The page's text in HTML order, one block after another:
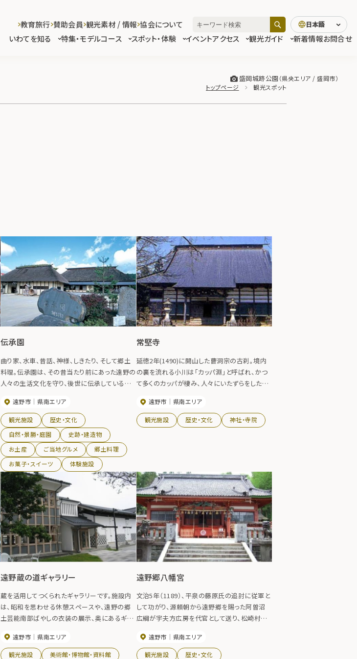
いわてを知る 特集・モデルコース スポット・体験 イベントアクセス 観光ガイド 新着情報お問合せ
教育旅行 賛助会員 観光素材 / 情報 協会について 日本語
盛岡城跡公園 県央エリア / 盛岡市
トップページ
観光スポット
伝承園
曲り家、水車、昔話、神様、しきたり、そして郷土
料理。伝承園は、その昔当たり前にあった遠野の
人々の生活文化を守り、後世に伝承している施
肌で、そして舌で感じてください。 お食事処では
「ひっつみ」や「けいらん」などの郷土料理を堪能
できます。徳にも、鳥ガラをたっぷり使った伝承園
の「ひっつみ」はコクがあってさっぱりした味で、
地元の方々にも大変喜ばれています。
遠野市 県南エリア
観光施設
歴史・文化
自然・景勝・庭園
史跡・建造物
お土産
ご当地グルメ
郷土料理
お菓子・スイーツ
体験施設
常堅寺
延徳2年(1490)に開山した曹洞宗の古刹。境内
の裏を流れる小川は「カッパ淵」と呼ばれ、かつ
て多くのカッパが棲み、人々にいたずらをしたと
遠野市 県南エリア
観光施設 歴史・文化 神社・寺院
遠野蔵の道ギャラリー
蔵を活用してつくられたギャラリーです。施設内
は、昭和を思わせる休憩スペースや、遠野の郷
土芸能南部ばやしの衣装の展示、奥にあるギャ
な人形の展示等を行っています。 どんな展示が
されているか足を運ぶのが楽しみなところです。
遠野市 県南エリア
観光施設 美術館・博物館・資料館
遠野郷八幡宮
文治5年（1189）、平泉の藤原氏の追討に従軍と
して功がり、源頼朝から遠野郷を賜った阿曽沼
広綱が宇夫方広房を代官として送り、松崎村駒
野郷を統治した。その後、阿曽沼広綱が横田城
を築き東北（鬼門）である宮代に八幡宮を勧請し
遠野市 県南エリア
観光施設 歴史・文化